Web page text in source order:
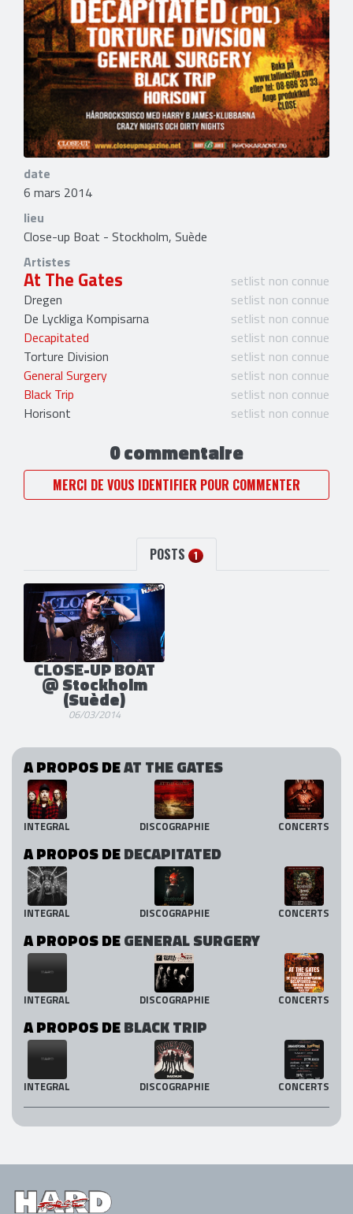
date
6 mars 2014
lieu
Close-up Boat - Stockholm, Suède
Artistes
At The Gates
setlist non connue
Dregen
setlist non connue
De Lyckliga Kompisarna
setlist non connue
Decapitated
setlist non connue
Torture Division
setlist non connue
General Surgery
setlist non connue
Black Trip
setlist non connue
Horisont
setlist non connue
0 commentaire
MERCI DE VOUS IDENTIFIER POUR COMMENTER
POSTS 1
CLOSE-UP BOAT
@ Stockholm
(Suède)
06/03/2014
A PROPOS DEAT THE GATES
INTEGRAL DISCOGRAPHIE CONCERTS
A PROPOS DEDECAPITATED
INTEGRAL DISCOGRAPHIE CONCERTS
A PROPOS DEGENERAL SURGERY
INTEGRAL DISCOGRAPHIE CONCERTS
A PROPOS DEBLACK TRIP
INTEGRAL DISCOGRAPHIE CONCERTS